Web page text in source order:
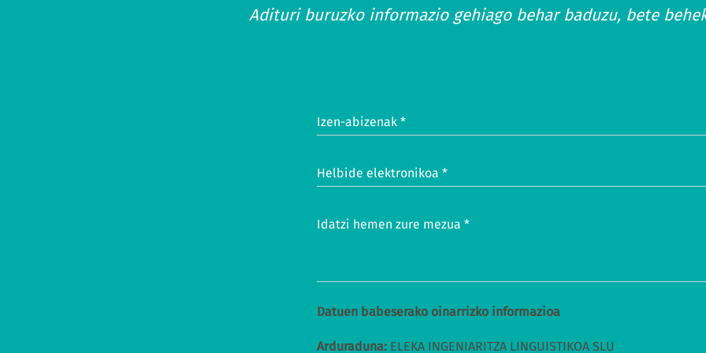
Adituri buruzko informazio gehiago behar baduzu, bete
Izen-abizenak *
Helbide elektronikoa *
Idatzi hemen zure mezua *
Datuen babeserako oinarrizko informazioa
Arduraduna: ELEKA INGENIARITZA LINGUISTIKOA SLU